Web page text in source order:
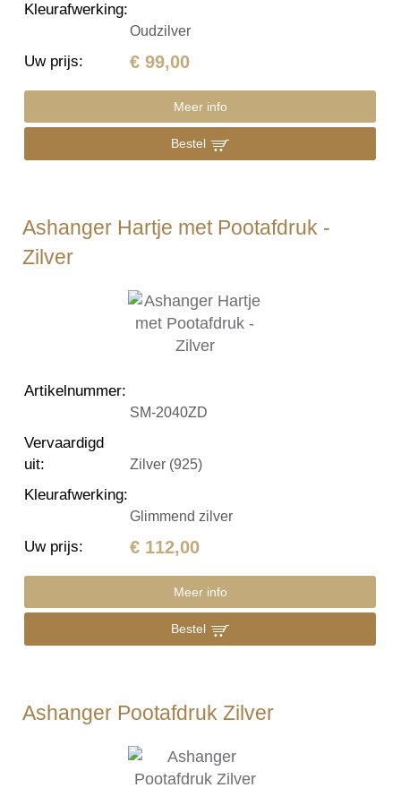
Kleurafwerking:
Oudzilver
Uw prijs: € 99,00
Meer info
Bestel
Ashanger Hartje met Pootafdruk -
Zilver
Artikelnummer:
SM-2040ZD
Vervaardigd
uit: Zilver (925)
Kleurafwerking:
Glimmend zilver
Uw prijs: € 112,00
Meer info
Bestel
Ashanger Pootafdruk Zilver